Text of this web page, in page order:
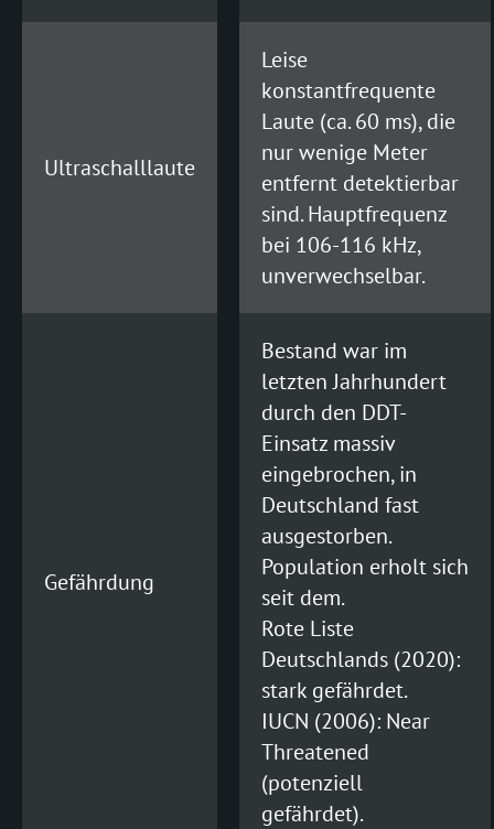
Ultraschalllaute
Leise
konstantfrequente
Laute (ca. 60 ms), die
nur wenige Meter
entfernt detektierbar
sind. Hauptfrequenz
bei 106-116 kHz,
unverwechselbar.
Gefährdung
Bestand war im
letzten Jahrhundert
durch den DDT-
Einsatz massiv
eingebrochen, in
Deutschland fast
ausgestorben.
Population erholt sich
seit dem.
Rote Liste
Deutschlands (2020):
stark gefährdet.
IUCN (2006): Near
Threatened
(potenziell
gefährdet).